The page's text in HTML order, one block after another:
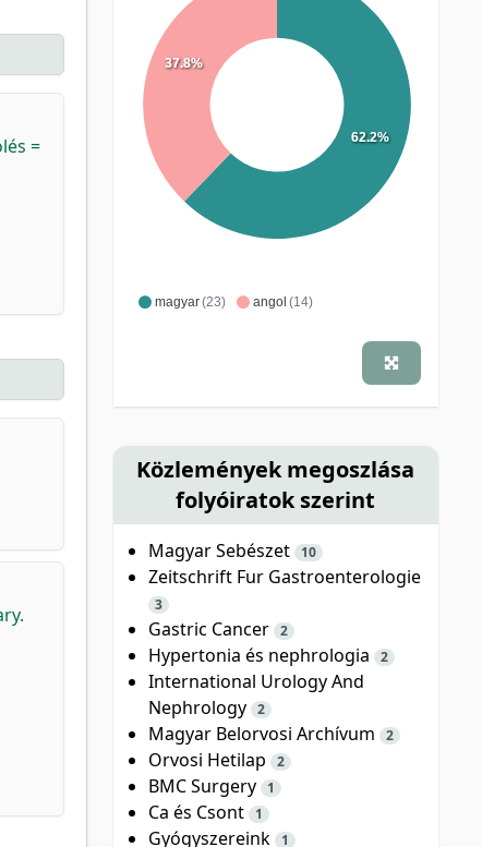
=
magyar(23) angol (14)
62.2%
37.8%
Közlemények megoszlása
folyóiratok szerint
Magyar Sebészet 10
Zeitschrift Fur Gastroenterologie
3
Gastric Cancer 2
Hypertonia és nephrologia 2
International Urology And
Nephrology 2
Magyar Belorvosi Archívum 2
Orvosi Hetilap 2
BMC Surgery 1
Ca és Csont 1
Gyógyszereink 1